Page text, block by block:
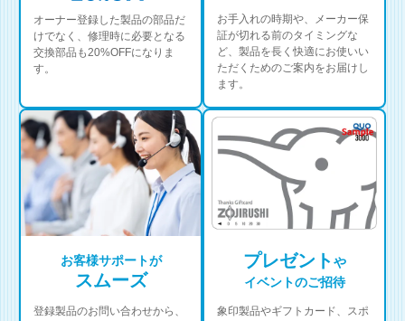
オーナー登録した製品の部品だ
けでなく、修理時に必要となる
交換部品も20%OFFになりま
す。
お手入れの時期や、メーカー保
証が切れる前のタイミングな
ど、製品を長く快適にお使いい
ただくためのご案内をお届けし
ます。
お客様サポートが
スムーズ
登録製品のお問い合わせから、
プレゼントや
イベントのご招待
象印製品やギフトカード、スポ